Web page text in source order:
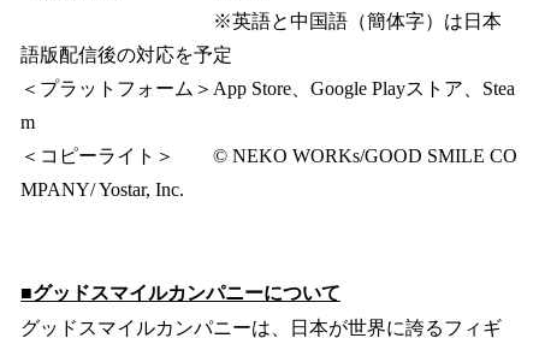
※英語と中国語（簡体字）は日本
語版配信後の対応を予定
＜プラットフォーム＞App Store、Google Playストア、Stea
m
＜コピーライト＞ © NEKO WORKs/GOOD SMILE CO
MPANY/ Yostar, Inc.
■グッドスマイルカンパニーについて
グッドスマイルカンパニーは、日本が世界に誇るフィギ